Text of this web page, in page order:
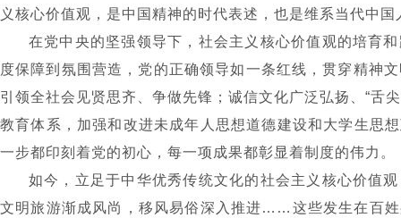
义核心价值观，是中国精神的时代表述，也是维系当代中
在党中央的坚强领导下，社会主义核心价值观的培育
度保障到氛围营造，党的正确领导如一条红线，贯穿精神
引领全社会见贤思齐、争做先锋；诚信文化广泛弘扬、 “舌
教育体系，加强和改进未成年人思想道德建设和大学生思
一步都印刻着党的初心，每一项成果都彰显着制度的伟力。
如今，立足于中华优秀传统文化的社会主义核心价值
文明旅游渐成风尚，移风易俗深入推进…… 这些发生在百